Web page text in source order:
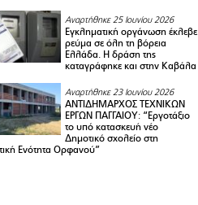
Αναρτήθηκε 25 Ιουνίου 2026
Εγκληματική οργάνωση έκλεβε
ρεύμα σε όλη τη βόρεια
Ελλάδα. Η δράση της
καταγράφηκε και στην Καβάλα
Αναρτήθηκε 23 Ιουνίου 2026
ΑΝΤΙΔΗΜΑΡΧΟΣ ΤΕΧΝΙΚΩΝ
ΕΡΓΩΝ ΠΑΓΓΑΙΟΥ: “Εργοτάξιο
το υπό κατασκευή νέο
Δημοτικό σχολείο στη
Ενότητα Ορφανού”